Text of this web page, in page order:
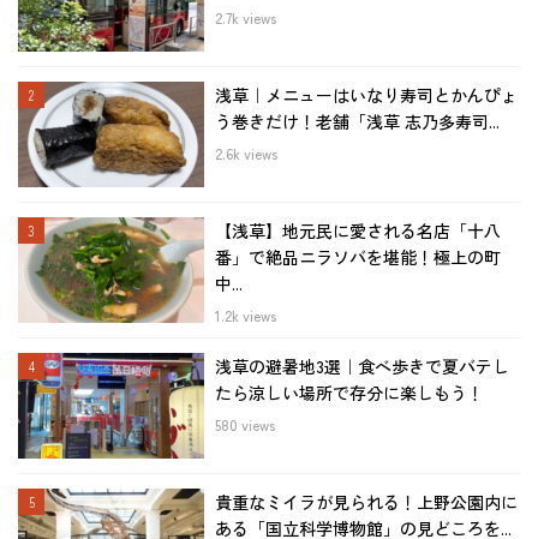
2.7k views
浅草｜メニューはいなり寿司とかんぴょ
う巻きだけ！老舗「浅草 志乃多寿司...
2.6k views
【浅草】地元民に愛される名店「十八
番」で絶品ニラソバを堪能！極上の町
中...
1.2k views
浅草の避暑地3選｜食べ歩きで夏バテし
たら涼しい場所で存分に楽しもう！
580 views
貴重なミイラが見られる！上野公園内に
ある「国立科学博物館」の見どころを...